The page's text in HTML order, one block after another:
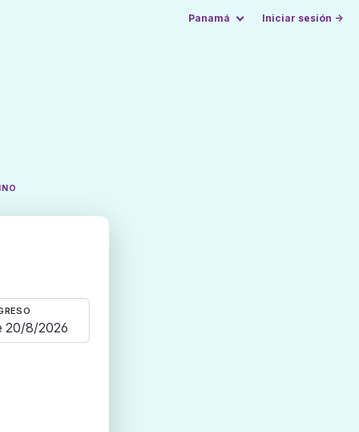
Panamá Iniciar sesión →